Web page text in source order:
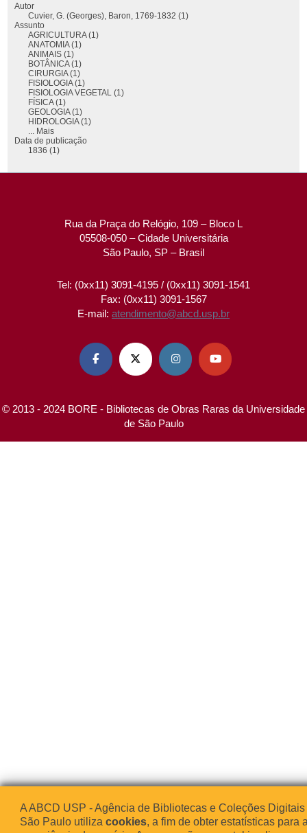
Autor
Cuvier, G. (Georges), Baron, 1769-1832 (1)
Assunto
AGRICULTURA (1)
ANATOMIA (1)
ANIMAIS (1)
BOTÂNICA (1)
CIRURGIA (1)
FISIOLOGIA (1)
FISIOLOGIA VEGETAL (1)
FÍSICA (1)
GEOLOGIA (1)
HIDROLOGIA (1)
... Mais
Data de publicação
1836 (1)
Rua da Praça do Relógio, 109 – Bloco L
05508-050 – Cidade Universitária
São Paulo, SP – Brasil
Tel: (0xx11) 3091-4195 / (0xx11) 3091-1541
Fax: (0xx11) 3091-1567
E-mail: atendimento@abcd.usp.br
   
© 2013 - 2024 BORE - Bibliotecas de Obras Raras da Universidade
de São Paulo
A ABCD USP - Agência de Bibliotecas e Coleções
São Paulo utiliza cookies, a fim de obter estatísticas para